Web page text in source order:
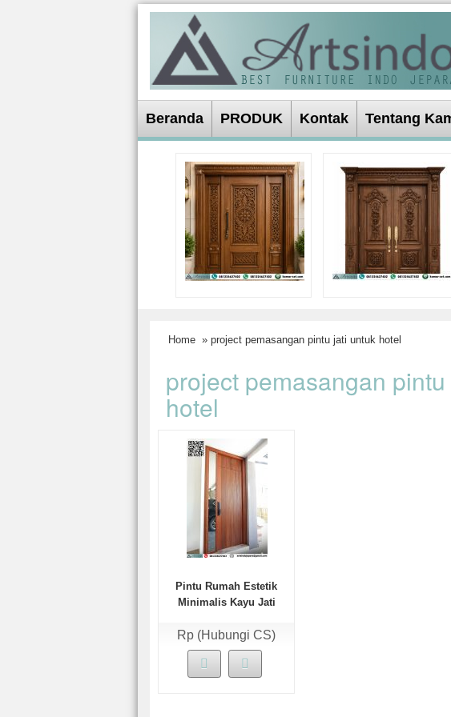
Beranda PRODUK Kontak Tentang
Home » project pemasangan pintu jati untuk hotel
project pemasangan
hotel
Pintu Rumah Estetik
Minimalis Kayu Jati
Rp (Hubungi CS)